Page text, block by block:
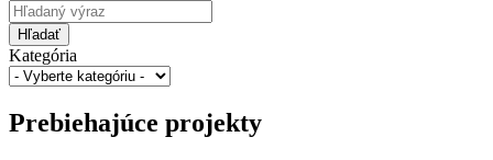
Hľadať
Kategória
Prebiehajúce projekty